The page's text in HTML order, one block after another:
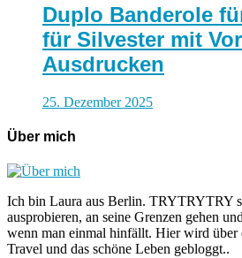
Duplo Banderole
für Silvester mit
Ausdrucken
25. Dezember 2025
Über mich
Ich bin Laura aus Berlin. TRYTRYTRY
ausprobieren, an seine Grenzen gehen
wenn man einmal hinfällt. Hier wird
Travel und das schöne Leben gebloggt..